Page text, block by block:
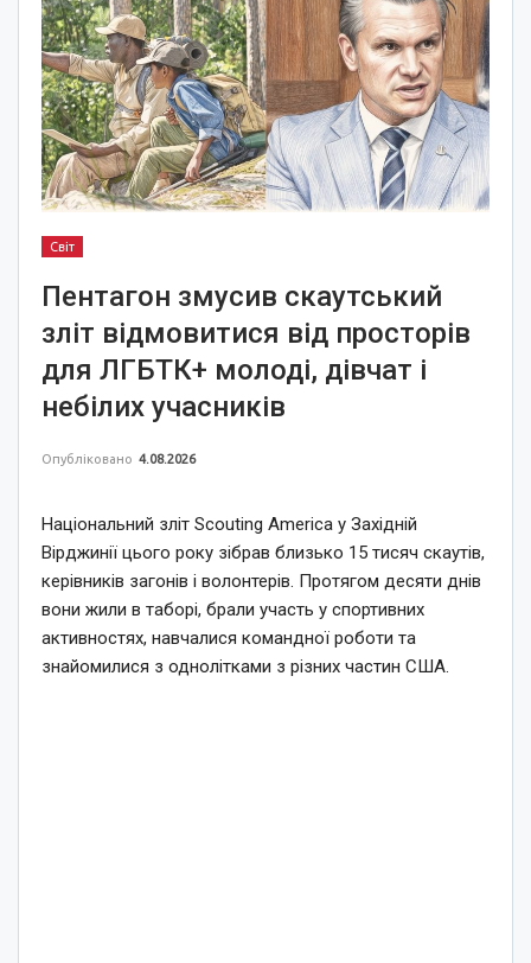
Світ
Пентагон змусив скаутський
зліт відмовитися від просторів
для ЛГБТК+ молоді, дівчат і
небілих учасників
Опубліковано 4.08.2026
Національний зліт Scouting America у Західній
Вірджинії цього року зібрав близько 15 тисяч скаутів,
керівників загонів і волонтерів. Протягом десяти днів
вони жили в таборі, брали участь у спортивних
активностях, навчалися командної роботи та
знайомилися з однолітками з різних частин США.